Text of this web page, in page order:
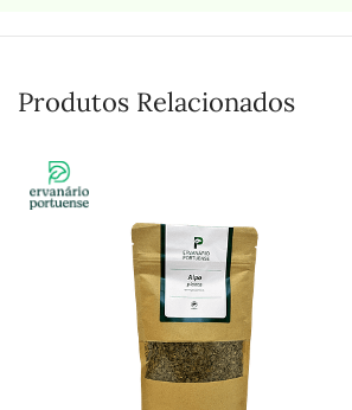
Produtos Relacionados